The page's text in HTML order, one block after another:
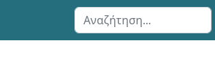
Αναζήτηση...